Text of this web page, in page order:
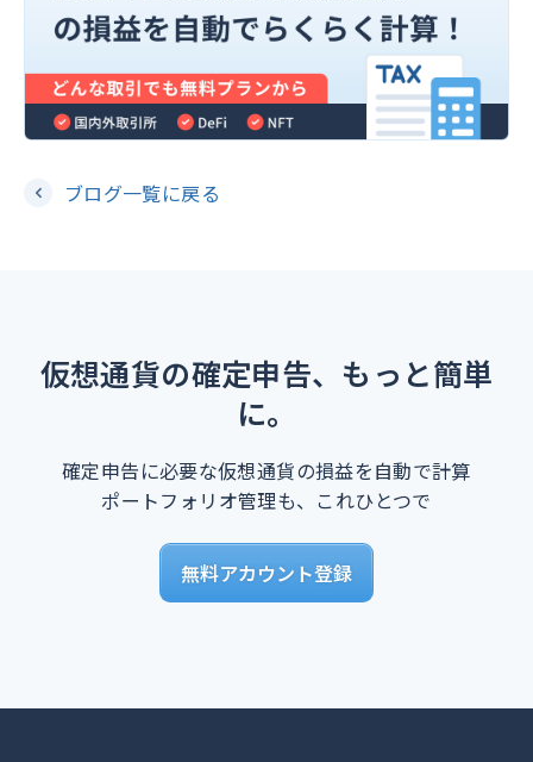
ブログ一覧に戻る
仮想通貨の確定申告、もっと簡単
に。
確定申告に必要な仮想通貨の損益を自動で計算
ポートフォリオ管理も、これひとつで
無料アカウント登録